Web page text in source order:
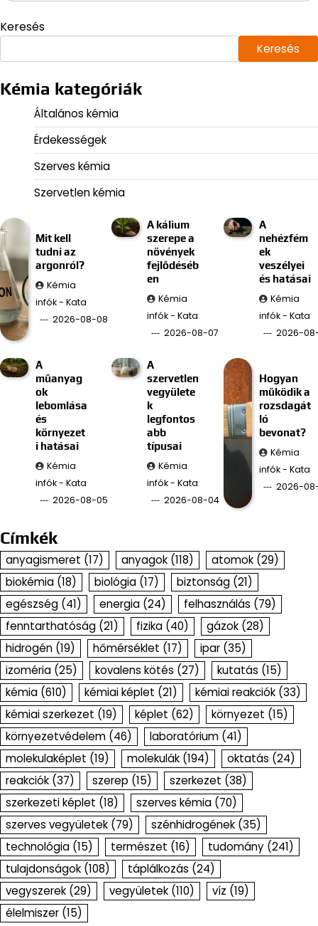
Keresés
Keresés
Kémia kategóriák
Általános kémia
Érdekességek
Szerves kémia
Szervetlen kémia
Mit kell
tudni az
argonról?
Kémia
infók - Kata
2026-08-08
A kálium
szerepe a
növények
fejlődéséb
en
Kémia
infók - Kata
2026-08-07
A
nehézfém
ek
veszélyei
és hatásai
Kémia
infók - Kata
2026-
A
műanyag
ok
lebomlása
és
környezet
i hatásai
Kémia
infók - Kata
2026-08-05
A
szervetlen
vegyülete
k
legfontos
abb
típusai
Kémia
infók - Kata
2026-08-04
Hogyan
működik a
rozsdagát
ló
bevonat?
Kémia
infók - Kata
2026-
Címkék
anyagismeret (17) anyagok (118) atomok (29)
biokémia (18) biológia (17) biztonság (21)
egészség (41) energia (24) felhasználás (79)
fenntarthatóság (21) fizika (40) gázok (28)
hidrogén (19) hőmérséklet (17) ipar (35)
izoméria (25) kovalens kötés (27) kutatás (15)
kémia (610) kémiai képlet (21) kémiai reakciók (33)
kémiai szerkezet (19) képlet (62) környezet (15)
környezetvédelem (46) laboratórium (41)
molekulaképlet (19) molekulák (194) oktatás (24)
reakciók (37) szerep (15) szerkezet (38)
szerkezeti képlet (18) szerves kémia (70)
szerves vegyületek (79) szénhidrogének (35)
technológia (15) természet (16) tudomány (241)
tulajdonságok (108) táplálkozás (24)
vegyszerek (29) vegyületek (110) víz (19)
élelmiszer (15)